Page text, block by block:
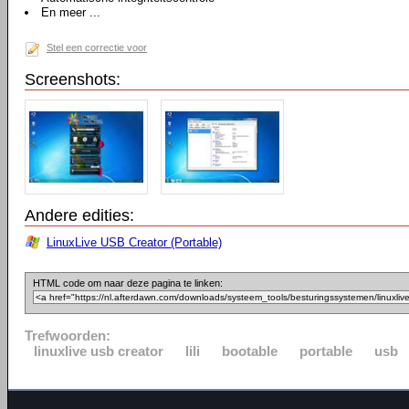
En meer ...
Stel een correctie voor
Screenshots:
Andere edities:
LinuxLive USB Creator (Portable)
HTML code om naar deze pagina te linken:
Trefwoorden:
linuxlive usb creator
lili bootable portable usb